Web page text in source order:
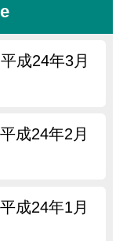
成24年3月
成24年2月
成24年1月